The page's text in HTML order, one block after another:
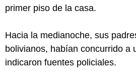
primer piso de la casa.
Hacia la medianoche, sus
bolivianos, habían concurrido a
indicaron fuentes policiales.